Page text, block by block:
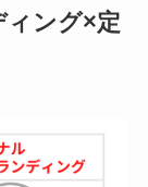
ング×定